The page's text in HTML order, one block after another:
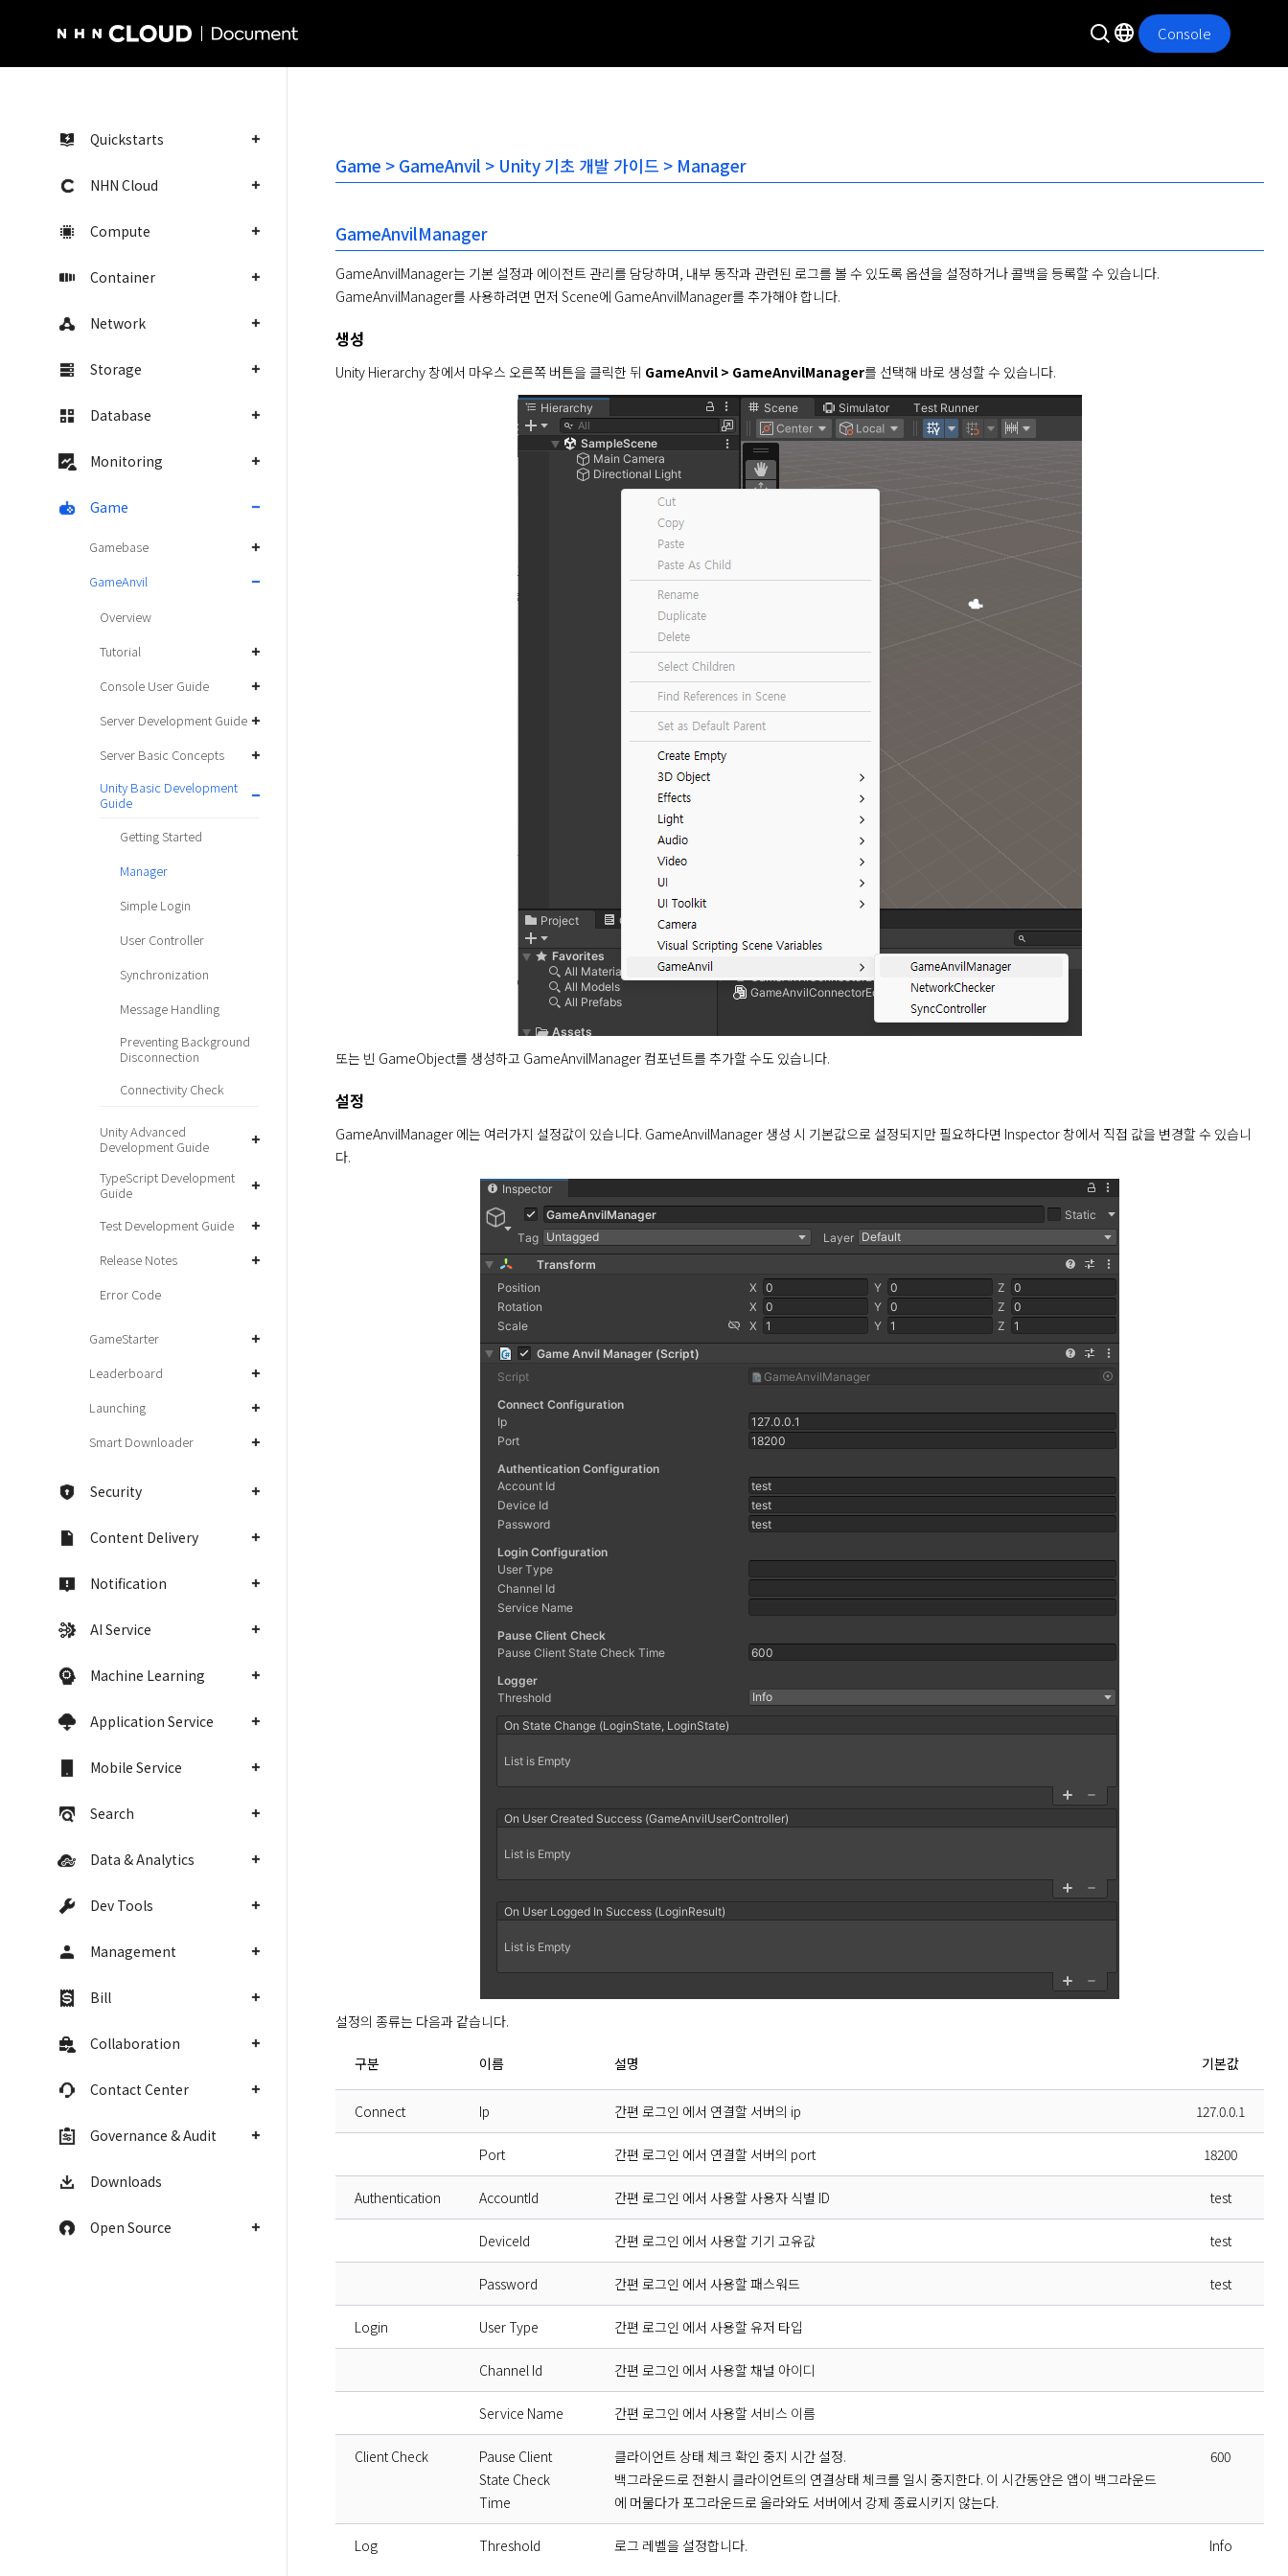
Console
Quickstarts
NHN Cloud
Compute
Container
Network
Storage
Database
Monitoring
Game
Gamebase
GameAnvil
Overview
Tutorial
Console User Guide
Server Development Guide
Server Basic Concepts
Unity Basic Development
Guide
Getting Started
Manager
Simple Login
User Controller
Synchronization
Message Handling
Preventing Background
Disconnection
Connectivity Check
Unity Advanced
Development Guide
TypeScript Development
Guide
Test Development Guide
Release Notes
Error Code
GameStarter
Leaderboard
Launching
Smart Downloader
Security
Content Delivery
Notification
AI Service
Machine Learning
Application Service
Mobile Service
Search
Data & Analytics
Dev Tools
Management
Bill
Collaboration
Contact Center
Governance & Audit
Downloads
Open Source
Game > GameAnvil > Unity 기초 개발 가이드 > Manager
GameAnvilManager
GameAnvilManager는 기본 설정과 에이전트 관리를 담당하며, 내부 동작과 관련된 로그를 볼 수 있도록 옵션을 설정하거나 콜백을 등록할 수 있습니다.
GameAnvilManager를 사용하려면 먼저 Scene에 GameAnvilManager를 추가해야 합니다.
생성
Unity Hierarchy 창에서 마우스 오른쪽 버튼을 클릭한 뒤 GameAnvil > GameAnvilManager를 선택해 바로 생성할 수 있습니다.
또는 빈 GameObject를 생성하고 GameAnvilManager 컴포넌트를 추가할 수도 있습니다.
설정
GameAnvilManager 에는 여러가지 설정값이 있습니다. GameAnvilManager 생성 시 기본값으로 설정되지만 필요하다면 Inspector 창에서 직접 값을 변경할 수 있습니
다.
설정의 종류는 다음과 같습니다.
구분 이름 설명 기본값
Connect Ip 간편 로그인 에서 연결할 서버의 ip 127.0.0.1
Port 간편 로그인 에서 연결할 서버의 port 18200
Authentication AccountId 간편 로그인 에서 사용할 사용자 식별 ID test
DeviceId 간편 로그인 에서 사용할 기기 고유값 test
Password 간편 로그인 에서 사용할 패스워드 test
Login User Type 간편 로그인 에서 사용할 유저 타입
Channel Id 간편 로그인 에서 사용할 채널 아이디
Service Name 간편 로그인 에서 사용할 서비스 이름
Client Check
Pause Client
State Check
Time
클라이언트 상태 체크 확인 중지 시간 설정.
백그라운드로 전환시 클라이언트의 연결상태 체크를 일시 중지한다. 이 시간동안은 앱이 백그라운드
에 머물다가 포그라운드로 올라와도 서버에서 강제 종료시키지 않는다.
600
Log Threshold 로그 레벨을 설정합니다. Info